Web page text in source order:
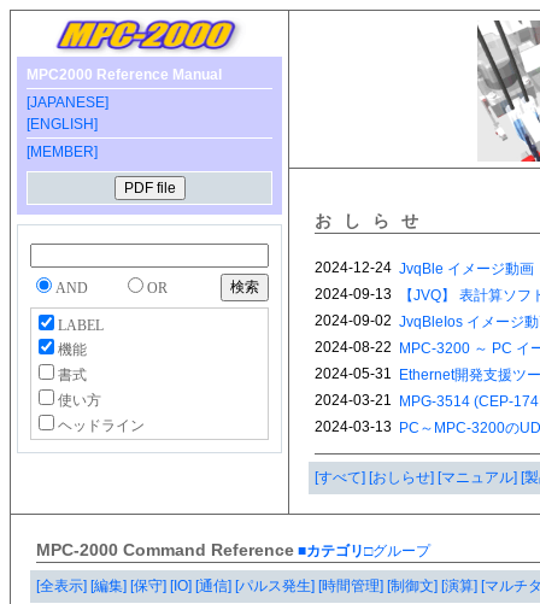
MPC2000 Reference Manual
[JAPANESE]
[ENGLISH]
[MEMBER]
AND OR
LABEL
機能
書式
使い方
ヘッドライン
おしらせ
[すべて] [おしらせ] [マニュアル] [
MPC-2000 Command Reference ■カテゴリ□グループ
[全表示] [編集] [保守] [IO] [通信] [パルス発生] [時間管理] [制御文] [演算] [マルチ